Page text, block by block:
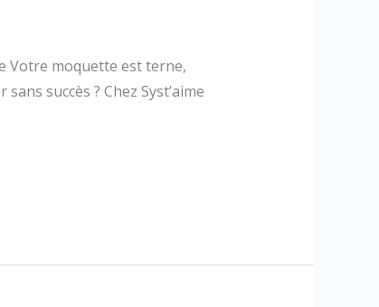
Votre moquette est terne,
succès ? Chez Syst’aime